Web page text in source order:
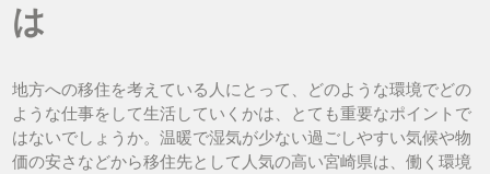
は
地方への移住を考えている人にとって、どのような環境でどの
ような仕事をして生活していくかは、とても重要なポイントで
はないでしょうか。温暖で湿気が少ない過ごしやすい気候や物
価の安さなどから移住先として人気の高い宮崎県は、働く環境